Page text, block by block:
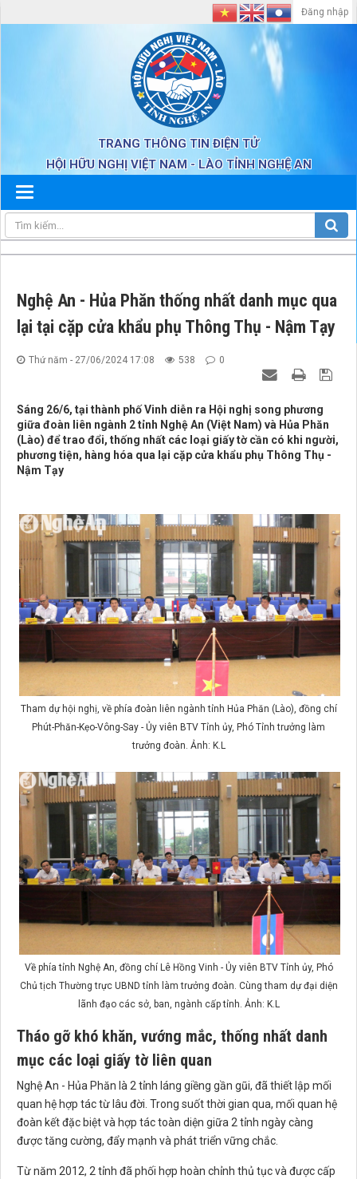
TRANG THÔNG TIN ĐIỆN TỬ
HỘI HỮU NGHỊ VIỆT NAM - LÀO TỈNH NGHỆ AN
Đăng nhập
Nghệ An - Hủa Phăn thống nhất danh mục qua
lại tại cặp cửa khẩu phụ Thông Thụ - Nậm Tạy
Thứ năm - 27/06/2024 17:08 538 0
Sáng 26/6, tại thành phố Vinh diễn ra Hội nghị song phương
giữa đoàn liên ngành 2 tỉnh Nghệ An (Việt Nam) và Hủa Phăn
(Lào) để trao đổi, thống nhất các loại giấy tờ cần có khi người,
phương tiện, hàng hóa qua lại cặp cửa khẩu phụ Thông Thụ -
Nậm Tạy
Tham dự hội nghị, về phía đoàn liên ngành tỉnh Hủa Phăn (Lào), đồng chí
Phút-Phăn-Kẹo-Vông-Say - Ủy viên BTV Tỉnh ủy, Phó Tỉnh trưởng làm
trưởng đoàn. Ảnh: K.L
Về phía tỉnh Nghệ An, đồng chí Lê Hồng Vinh - Ủy viên BTV Tỉnh ủy, Phó
Chủ tịch Thường trực UBND tỉnh làm trưởng đoàn. Cùng tham dự đại diện
lãnh đạo các sở, ban, ngành cấp tỉnh. Ảnh: K.L
Tháo gỡ khó khăn, vướng mắc, thống nhất danh
mục các loại giấy tờ liên quan
Nghệ An - Hủa Phăn là 2 tỉnh láng giềng gần gũi, đã thiết lập mối
quan hệ hợp tác từ lâu đời. Trong suốt thời gian qua, mối quan hệ
đoàn kết đặc biệt và hợp tác toàn diện giữa 2 tỉnh ngày càng
được tăng cường, đẩy mạnh và phát triển vững chắc.
Từ năm 2012, 2 tỉnh đã phối hợp hoàn chỉnh thủ tục và được cấp